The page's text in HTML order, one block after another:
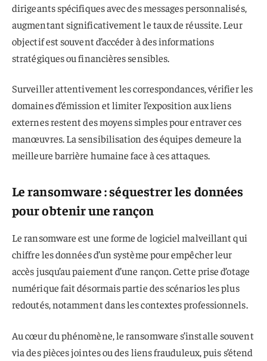
dirigeants spécifiques avec des messages personnalisés,
augmentant significativement le taux de réussite. Leur
objectif est souvent d’accéder à des informations
stratégiques ou financières sensibles.
Surveiller attentivement les correspondances, vérifier les
domaines d’émission et limiter l’exposition aux liens
externes restent des moyens simples pour entraver ces
manœuvres. La sensibilisation des équipes demeure la
meilleure barrière humaine face à ces attaques.
Le ransomware : séquestrer les données
pour obtenir une rançon
Le ransomware est une forme de logiciel malveillant qui
chiffre les données d’un système pour empêcher leur
accès jusqu’au paiement d’une rançon. Cette prise d’otage
numérique fait désormais partie des scénarios les plus
redoutés, notamment dans les contextes professionnels.
Au cœur du phénomène, le ransomware s’installe souvent
via des pièces jointes ou des liens frauduleux, puis s’étend